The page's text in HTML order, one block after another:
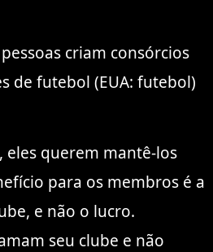
criam consórcios
de futebol (EUA: futebol)
eles querem mantê-los
para os membros é a
e não o lucro.
seu clube e não